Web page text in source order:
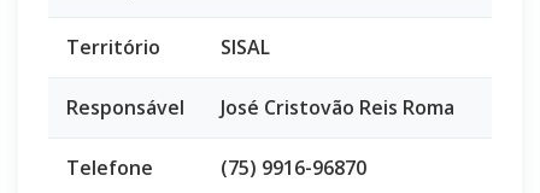
Território SISAL
Responsável José Cristovão Reis Roma
Telefone (75) 9916-96870